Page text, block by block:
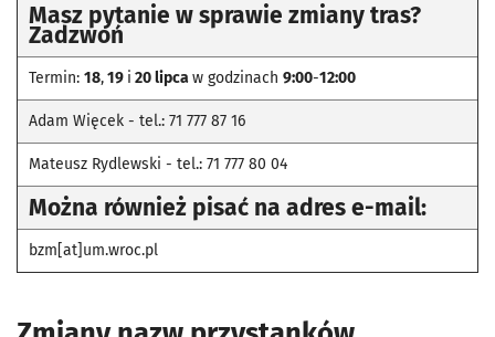
Masz pytanie w sprawie zmiany tras?
Zadzwoń
Termin: 18,19 i 20 lipcaw godzinach 9:00-12:00
Adam Więcek - tel.: 71 777 87 16
Mateusz Rydlewski - tel.: 71 777 80 04
Można również pisać na adres e-mail:
bzm[at]um.wroc.pl